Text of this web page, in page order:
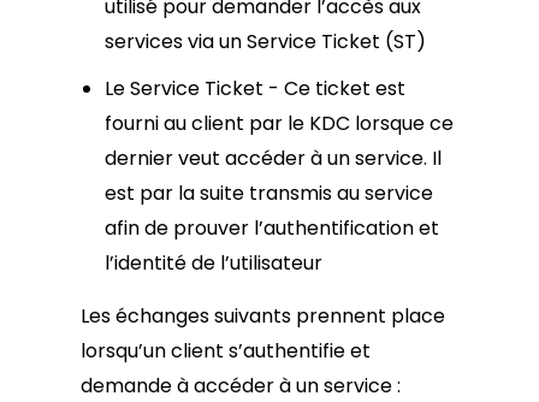
utilisé pour demander l’accès aux
services via un Service Ticket (ST)
Le Service Ticket - Ce ticket est
fourni au client par le KDC lorsque ce
dernier veut accéder à un service. Il
est par la suite transmis au service
afin de prouver l’authentification et
l’identité de l’utilisateur
Les échanges suivants prennent place
lorsqu’un client s’authentifie et
demande à accéder à un service :